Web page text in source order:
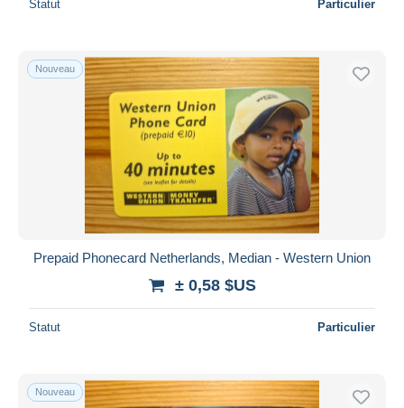
Statut Particulier
Nouveau
Prepaid Phonecard Netherlands, Median - Western Union
± 0,58 $US
Statut Particulier
Nouveau